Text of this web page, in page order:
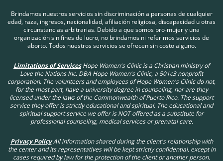
Brindamos nuestros servicios sin discriminación a personas de cualquier
edad, raza, ingresos, nacionalidad, afiliación religiosa, discapacidad u otras
circunstancias arbitrarias. Debido a que somos pro-mujer y una
organización sin fines de lucro, no brindamos ni referimos servicios de
Limitations of ServicesHope Women's Clinic is a Christian ministry of
Love the Nations Inc. DBA Hope Women's Clinic, a 501c3 nonprofit
corporation. The volunteers and employees of Hope Women's Clinic do not,
for the most part, have a university degree in counseling, nor are they
licensed under the laws of the Commonwealth of Puerto Rico. The support
service they offer is strictly educational and spiritual. The educational and
spiritual support service we offer is NOT offered as a substitute for
Privacy PolicyAll information shared during the client's relationship with
the center and its representatives will be kept strictly confidential, except in